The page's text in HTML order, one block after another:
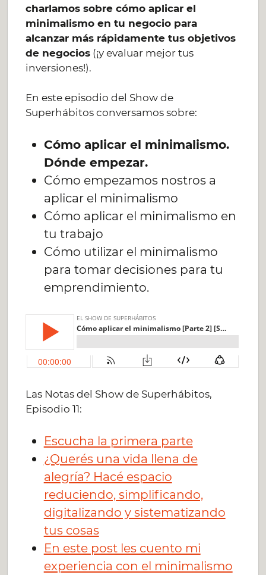
charlamos sobre cómo aplicar el
minimalismo en tu negocio para
alcanzar más rápidamente tus objetivos
de negocios (¡y evaluar mejor tus
inversiones!).
En este episodio del Show de
Superhábitos conversamos sobre:
Cómo aplicar el minimalismo.
Dónde empezar.
Cómo empezamos nostros a
aplicar el minimalismo
Cómo aplicar el minimalismo en
tu trabajo
Cómo utilizar el minimalismo
para tomar decisiones para tu
emprendimiento.
Las Notas del Show de Superhábitos,
Episodio 11:
Escucha la primera parte
¿Querés una vida llena de
alegría? Hacé espacio
reduciendo, simplificando,
digitalizando y sistematizando
tus cosas
En este post les cuento mi
experiencia con el minimalismo